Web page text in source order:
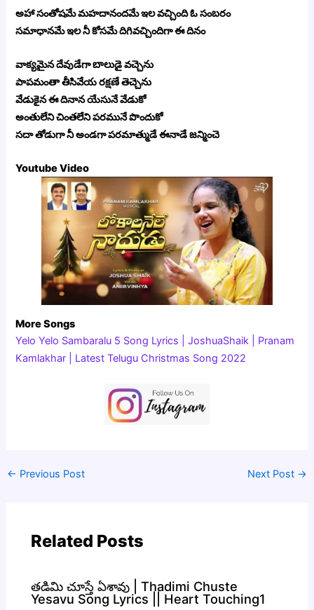
అహా సంతోషమే మహదానందమే ఇల వచ్చింది ఓ సంబరం
సమాధానమే ఇల నీ కోసమే దిగివచ్చిందిగా ఈ దినం
వాక్యమైన దేవుడేగా బాలుడై వచ్చెను
పాపమంతా తీసివేయ రక్షణే తెచ్చెను
వేడుకైన ఈ దినాన యేసునే వేడుకో
అంతులేని చింతలేని పరమునే పొందుకో
సదా తోడుగా నీ అండగా పరమాత్ముడే ఈనాడే జన్మించె
Youtube Video
More Songs
Yelo Yelo Sambaralu 5 Song Lyrics | JoshuaShaik | Pranam
Kamlakhar | Latest Telugu Christmas Song 2022
← Previous Post Next Post →
Related Posts
తడిమి చూస్తే ఏశావు | Thadimi Chuste
Yesavu Song Lyrics || Heart Touching1